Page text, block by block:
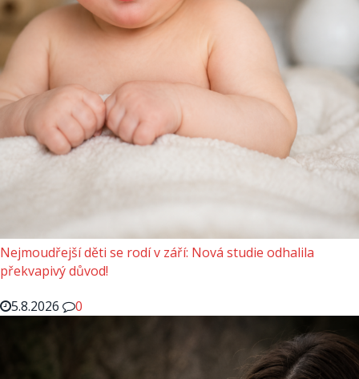
Nejmoudřejší děti se rodí v září: Nová studie odhalila
překvapivý důvod!
5.8.2026
0